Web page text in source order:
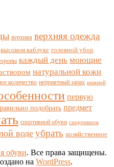
верхняя верхняя одежда
высоком каблуке головной убор
каждый день моющие
натуральной кожи
количество неприятный запах нижней
первую
подобрать предмет
спортивной обуви спортивном
воде убрать хозяйственное
обуви. Все права защищены.
на WordPress.